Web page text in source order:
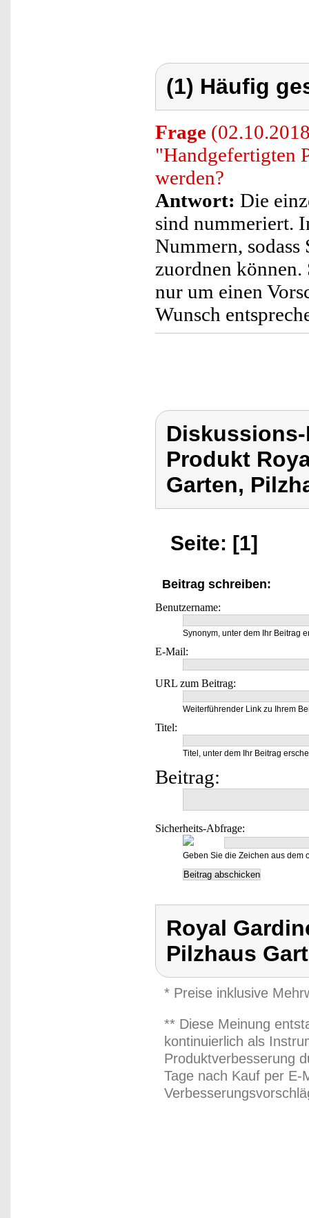
(1) Häufig
Frage
"Handgefertigten
werden?
Antwort: Die
sind nummeriert.
Nummern, sodass
zuordnen können.
nur um einen
Wunsch
Produkt
Garten,
Seite: [1]
Beitrag schreiben:
Benutzername:
Synonym, unter dem Ihr Beitrag
E-Mail:
URL zum Beitrag:
Weiterführender Link zu Ihrem
Titel:
Titel, unter dem Ihr Beitrag
Beitrag:
Sicherheits-Abfrage:
Geben Sie die Zeichen aus dem
Royal
Pilzhaus
* Preise inklusive
** Diese Meinung
kontinuierlich als
Produktverbesserung
Tage nach Kauf per E-